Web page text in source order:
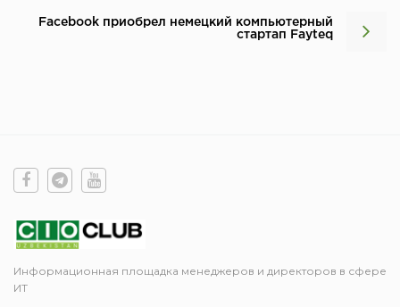
Facebook приобрел немецкий компьютерный
стартап Fayteq
Информационная площадка менеджеров и директоров в сфере
ИТ